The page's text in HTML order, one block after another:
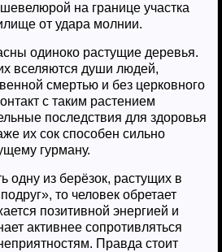
на границе участка
от удара молнии.
одиноко растущие деревья.
вселяются души людей,
смертью и без церковного
с таким растением
последствия для здоровья
их сок способен сильно
гурману.
одну из берёзок, растущих в
то человек обретает
позитивной энергией и
активнее сопротивляться
Правда стоит